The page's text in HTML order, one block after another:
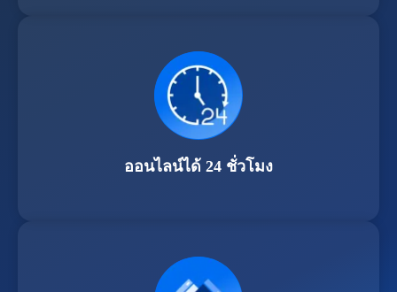
ออนไลน์ได้ 24 ชั่วโมง